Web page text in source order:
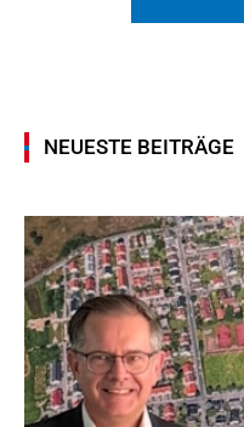
NEUESTE BEITRÄGE